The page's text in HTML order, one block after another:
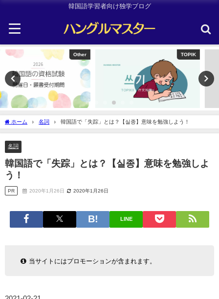
韓国語学習者向け独学ブログ
Uncategorized
ホーム 名詞 韓国語で「失踪」とは？【실종】意味を勉強しよう！
名詞
韓国語で「失踪」とは？【실종】意味を勉強しよ
う！
PR 2020年1月26日 2020年1月26日
LINE
当サイトにはプロモーションが含まれます。